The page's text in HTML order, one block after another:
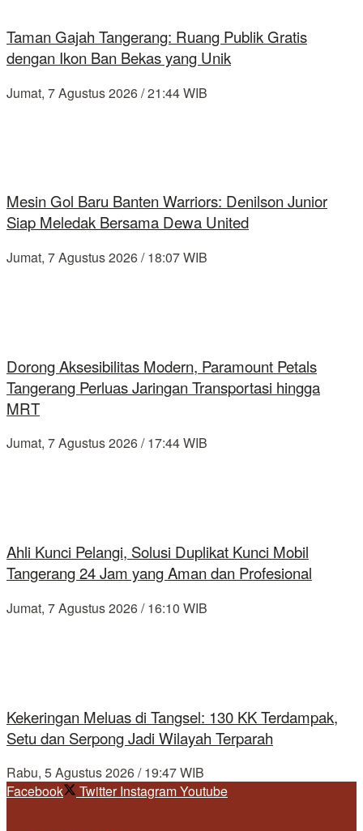
Taman Gajah Tangerang: Ruang Publik Gratis
dengan Ikon Ban Bekas yang Unik
Jumat, 7 Agustus 2026 / 21:44 WIB
Mesin Gol Baru Banten Warriors: Denilson Junior
Siap Meledak Bersama Dewa United
Jumat, 7 Agustus 2026 / 18:07 WIB
Dorong Aksesibilitas Modern, Paramount Petals
Tangerang Perluas Jaringan Transportasi hingga
MRT
Jumat, 7 Agustus 2026 / 17:44 WIB
Ahli Kunci Pelangi, Solusi Duplikat Kunci Mobil
Tangerang 24 Jam yang Aman dan Profesional
Jumat, 7 Agustus 2026 / 16:10 WIB
Kekeringan Meluas di Tangsel: 130 KK Terdampak,
Setu dan Serpong Jadi Wilayah Terparah
Rabu, 5 Agustus 2026 / 19:47 WIB
Facebook
Twitter InstagramYoutube